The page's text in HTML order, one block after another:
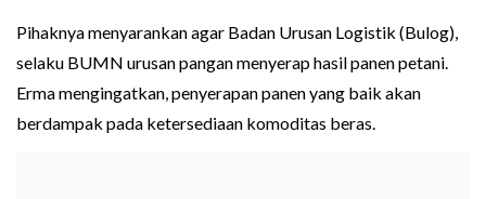
Pihaknya menyarankan agar Badan Urusan Logistik (Bulog),
selaku BUMN urusan pangan menyerap hasil panen petani.
Erma mengingatkan, penyerapan panen yang baik akan
berdampak pada ketersediaan komoditas beras.